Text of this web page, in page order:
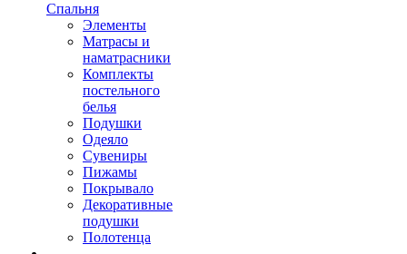
Спальня
Элементы
Матрасы и
наматрасники
Комплекты
постельного
белья
Подушки
Одеяло
Сувениры
Пижамы
Покрывало
Декоративные
подушки
Полотенца